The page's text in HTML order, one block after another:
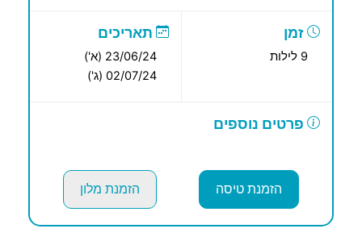
זמן
9 לילות
תאריכים
23/06/24 (א')
02/07/24 (ג')
פרטים נוספים
הזמנת טיסה הזמנת מלון